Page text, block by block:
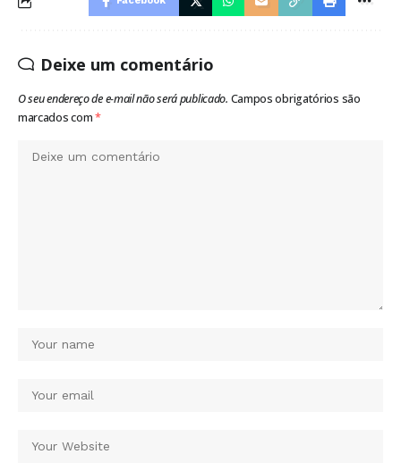
Deixe um comentário
O seu endereço de e-mail não será publicado. Campos obrigatórios são
marcados com*